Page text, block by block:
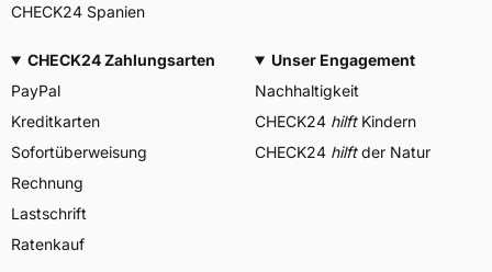
CHECK24 Spanien
CHECK24 Zahlungsarten
PayPal
Kreditkarten
Sofortüberweisung
Rechnung
Lastschrift
Ratenkauf
Unser Engagement
Nachhaltigkeit
CHECK24 hilftKindern
CHECK24 hilftder Natur